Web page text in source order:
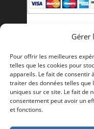
Gérer
Pour offrir les meilleures
telles que les cookies pour
appareils. Le fait de consentir
traiter des données telles que
uniques sur ce site. Le fait de
consentement peut avoir un
et fonctions.
Payez avec PayPal,
carte de crédit si